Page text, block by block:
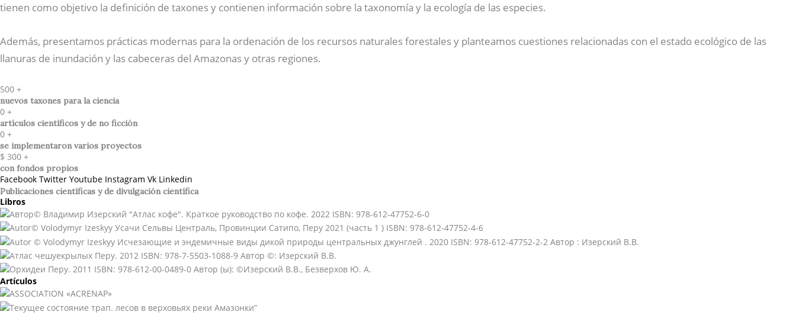
tienen como objetivo la definición de taxones y contienen información sobre la taxonomía y la ecología de las especies.
Además, presentamos prácticas modernas para la ordenación de los recursos naturales forestales y planteamos cuestiones relacionadas con el estado ecológico de las
llanuras de inundación y las cabeceras del Amazonas y otras regiones.
500 +
nuevos taxones para la ciencia
0 +
artículos científicos y de no ficción
0 +
se implementaron varios proyectos
$ 300 +
con fondos propios
Facebook Twitter Youtube Instagram Vk Linkedin
Publicaciones científicas y de divulgación científica​
Libros
Artículos